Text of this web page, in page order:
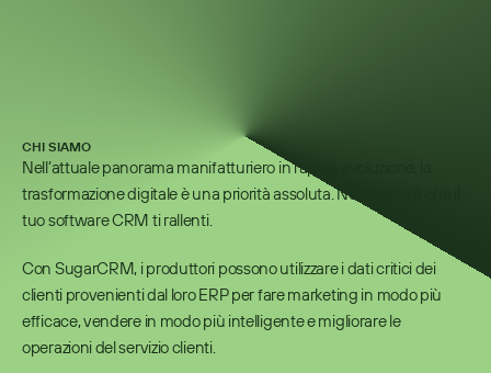
CHI SIAMO
Nell’attuale panorama manifatturiero in rapida evoluzione, la
trasformazione digitale è una priorità assoluta. Non lasciare che il
tuo software CRM ti rallenti.
Con SugarCRM, i produttori possono utilizzare i dati critici dei
clienti provenienti dal loro ERP per fare marketing in modo più
efficace, vendere in modo più intelligente e migliorare le
operazioni del servizio clienti.